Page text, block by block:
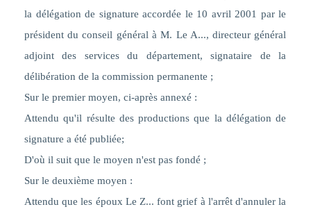
la délégation de signature accordée le 10 avril 2001 par le
président du conseil général à M. Le A..., directeur général
adjoint des services du département, signataire de la
délibération de la commission permanente ;
Sur le premier moyen, ci-après annexé :
Attendu qu'il résulte des productions que la délégation de
signature a été publiée;
D'où il suit que le moyen n'est pas fondé ;
Sur le deuxième moyen :
Attendu que les époux Le Z... font grief à l'arrêt d'annuler la